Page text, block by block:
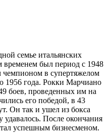
семье итальянских
временем был период с 1948
чемпионом в супертяжелом
1956 года. Рокки Марчиано
боев, проведенных им на
его победой, в 43
Он так и ушел из бокса
После окончания
успешным бизнесменом.